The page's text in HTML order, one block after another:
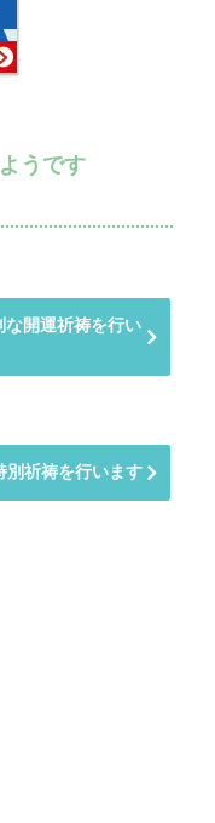
うです
開運祈祷を行い
祈祷を行います